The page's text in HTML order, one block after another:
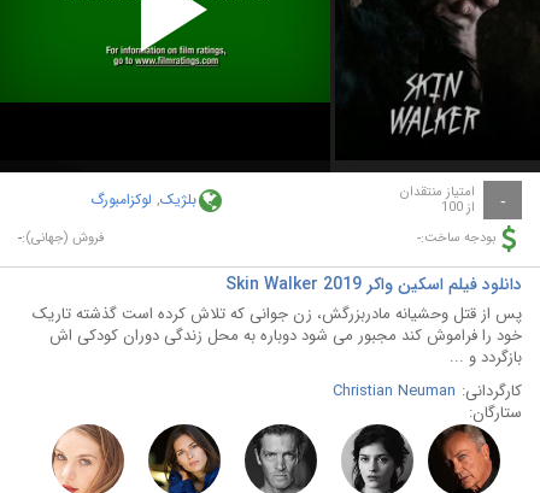
Play
Video
- امتیاز منتقدان
از 100 بلژیک, لوکزامبورگ
بودجه ساخت:- فروش (جهانی):-
دانلود فیلم اسکین واکر Skin Walker 2019
پس از قتل وحشیانه مادربزرگش، زن جوانی که تلاش کرده است گذشته تاریک
خود را فراموش کند مجبور می شود دوباره به محل زندگی دوران کودکی اش
بازگردد و ...
کارگردانی: Christian Neuman
ستارگان: